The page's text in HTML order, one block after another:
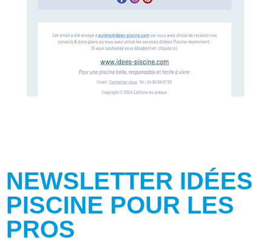
NEWSLETTER IDÉES
PISCINE POUR LES
PROS